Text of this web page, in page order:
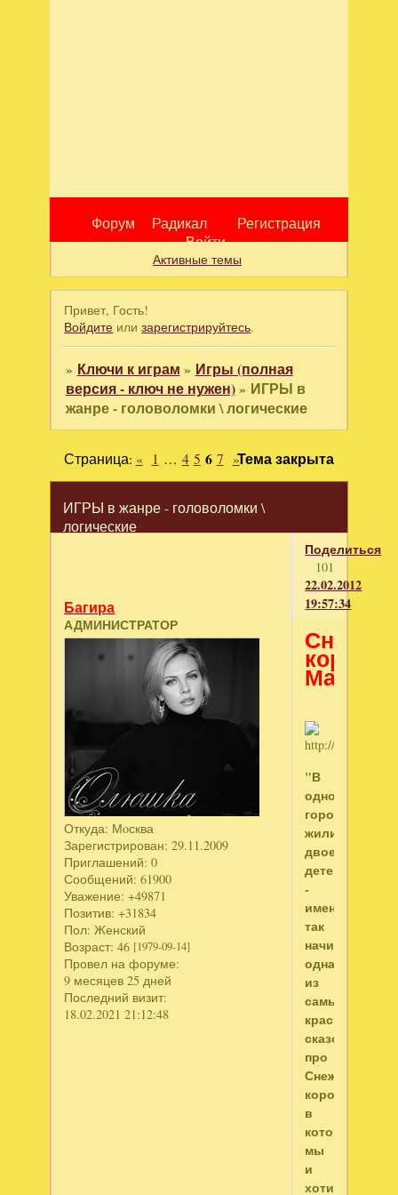
Форум Радикал
Регистрация
Войти
Активные темы
Привет, Гость!
Войдите илизарегистрируйтесь.
» Ключи к играм » Игры (полная
версия - ключ не нужен)» ИГРЫ в
жанре - головоломки \ логические
ИГРЫ в жанре - головоломки \
логические
Страница: « 1 … 4 5 6 7 »Тема закрыта
Поделиться
101
22.02.2012
19:57:34
Багира
АДМИНИСТРАТОР
Откуда: Мoсква
Зарегистрирован: 29.11.2009
Приглашений: 0
Сообщений: 61900
Уважение: +49871
Позитив: +31834
Пол: Женский
Возраст: 46 [1979-09-14]
Провел на форуме:
9 месяцев 25 дней
Последний визит:
18.02.2021 21:12:48
"В
одном
городе
жили
двое
детей…"
-
именно
так
начинается
одна
из
самых
красивых
сказок
про
Снежную
королеву,
в
которую
мы
и
хотим